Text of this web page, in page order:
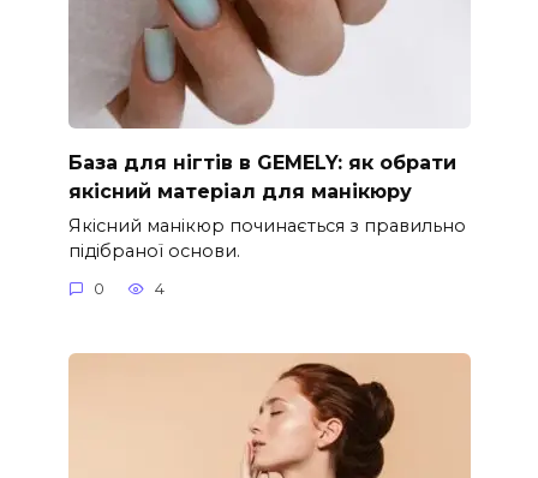
База для нігтів в GEMELY: як обрати
якісний матеріал для манікюру
Якісний манікюр починається з правильно
підібраної основи.
0 4